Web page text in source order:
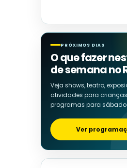
PRÓXIMOS DIAS
O que fazer
de semana no
Veja shows, teatro,
atividades para
programas para
Ver